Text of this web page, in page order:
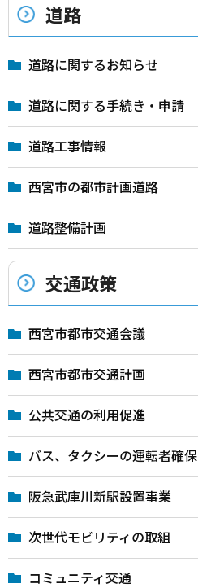
道路
道路に関するお知らせ
道路に関する手続き・申請
道路工事情報
西宮市の都市計画道路
道路整備計画
交通政策
西宮市都市交通会議
西宮市都市交通計画
公共交通の利用促進
バス、タクシーの運転者確保
阪急武庫川新駅設置事業
次世代モビリティの取組
コミュニティ交通